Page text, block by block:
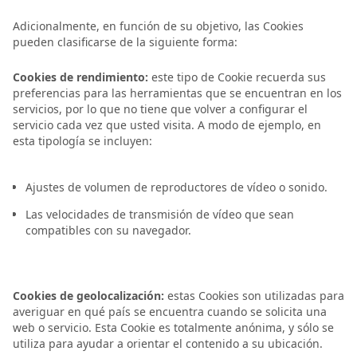
Adicionalmente, en función de su objetivo, las Cookies
pueden clasificarse de la siguiente forma:
Cookies de rendimiento: este tipo de Cookie recuerda sus
preferencias para las herramientas que se encuentran en los
servicios, por lo que no tiene que volver a configurar el
servicio cada vez que usted visita. A modo de ejemplo, en
esta tipología se incluyen:
Ajustes de volumen de reproductores de vídeo o sonido.
Las velocidades de transmisión de vídeo que sean
compatibles con su navegador.
Cookies de geolocalización: estas Cookies son utilizadas para
averiguar en qué país se encuentra cuando se solicita una
web o servicio. Esta Cookie es totalmente anónima, y sólo se
utiliza para ayudar a orientar el contenido a su ubicación.